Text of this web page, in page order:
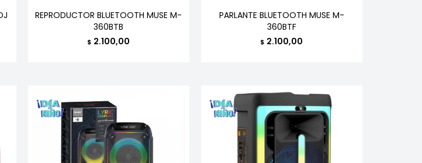
REPRODUCTOR BLUETOOTH MUSE M-
360BTB
$ 2.100,00
PARLANTE BLUETOOTH MUSE M-
360BTF
$ 2.100,00